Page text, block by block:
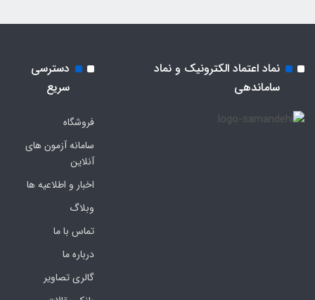
نماد اعتماد الکترونیک و نماد
ساماندهی
دسترسی
سریع
فروشگاه
سامانه آزمون های
آنلاین
اخبار و اطلاعیه ها
وبلاگ
تماس با ما
درباره ما
گالری تصاویر